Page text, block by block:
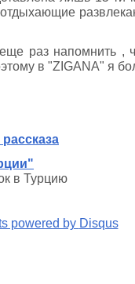
раз напомнить ,
в "ZIGANA" я
в Турцию
powered by Disqus